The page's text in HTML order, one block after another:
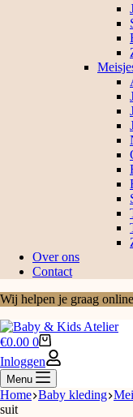
Over ons
Contact
Wij helpen je graag
Winkelwagen
€0.00 0
Inloggen
Menu
Home Baby kleding
suit